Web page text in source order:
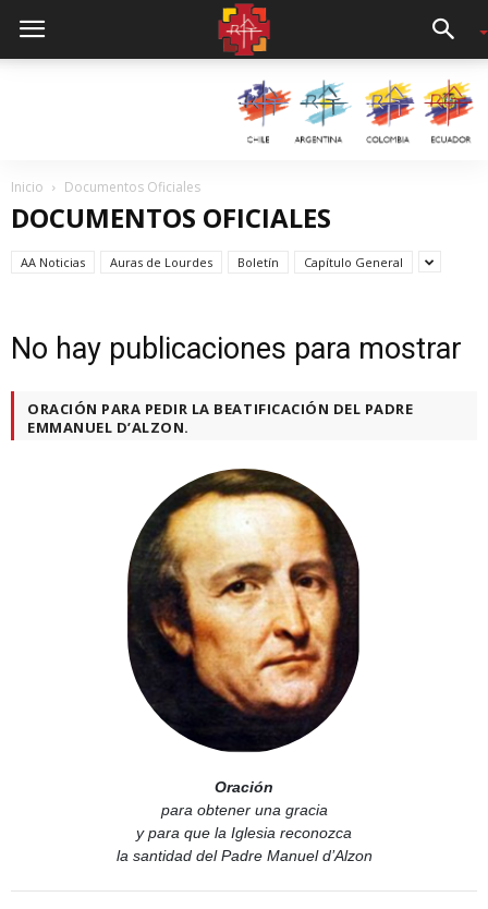
Inicio Documentos Oficiales
DOCUMENTOS OFICIALES
AA Noticias Auras de Lourdes Boletín Capítulo General
No hay publicaciones para mostrar
ORACIÓN PARA PEDIR LA BEATIFICACIÓN DEL PADRE
EMMANUEL D’ALZON.
Oración
para obtener una gracia
y para que la Iglesia reconozca
la santidad del Padre Manuel d’Alzon